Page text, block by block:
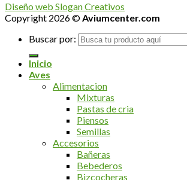
Diseño web Slogan Creativos
Copyright 2026 ©Aviumcenter.com
Buscar por:
Inicio
Aves
Alimentacion
Mixturas
Pastas de cria
Piensos
Semillas
Accesorios
Bañeras
Bebederos
Bizcocheras